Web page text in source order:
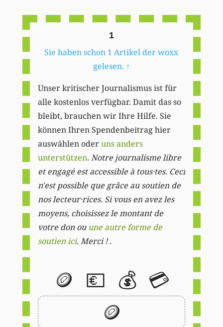
1
Sie haben schon 1 Artikel der woxx
gelesen. ↑
Unser kritischer Journalismus ist für
alle kostenlos verfügbar. Damit das so
bleibt, brauchen wir Ihre Hilfe. Sie
können Ihren Spendenbeitrag hier
auswählen oderuns anders
unterstützen. Notre journalisme libre
et engagé est accessible à tous·tes. Ceci
n'est possible que grâce au soutien de
nos lecteur·rices. Si vous en avez les
moyens, choisissez le montant de
votre don ou une autre forme de
soutien ici. Merci ! .
🪙 💶 💰 💳
🪙